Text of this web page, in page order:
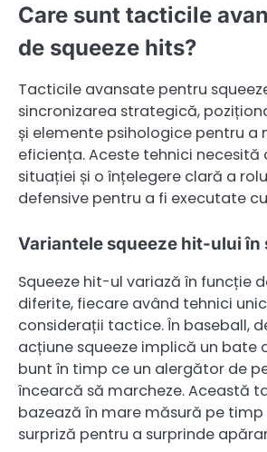
Care sunt tacticile
de squeeze hits?
Tacticile avansate pentru
sincronizarea strategică,
și elemente psihologice pentru a
eficiența. Aceste tehnici necesită
situației și o înțelegere clară a
defensive pentru a fi executate
Variantele squeeze hit-ului în
Squeeze hit-ul variază în funcție
diferite, fiecare având tehnici
considerații tactice. În baseball,
acțiune squeeze implică un bate
bunt în timp ce un alergător de
încearcă să marcheze. Această
bazează în mare măsură pe
surpriză pentru a surprinde